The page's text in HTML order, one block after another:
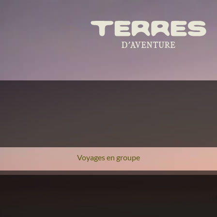
Voyages en groupe